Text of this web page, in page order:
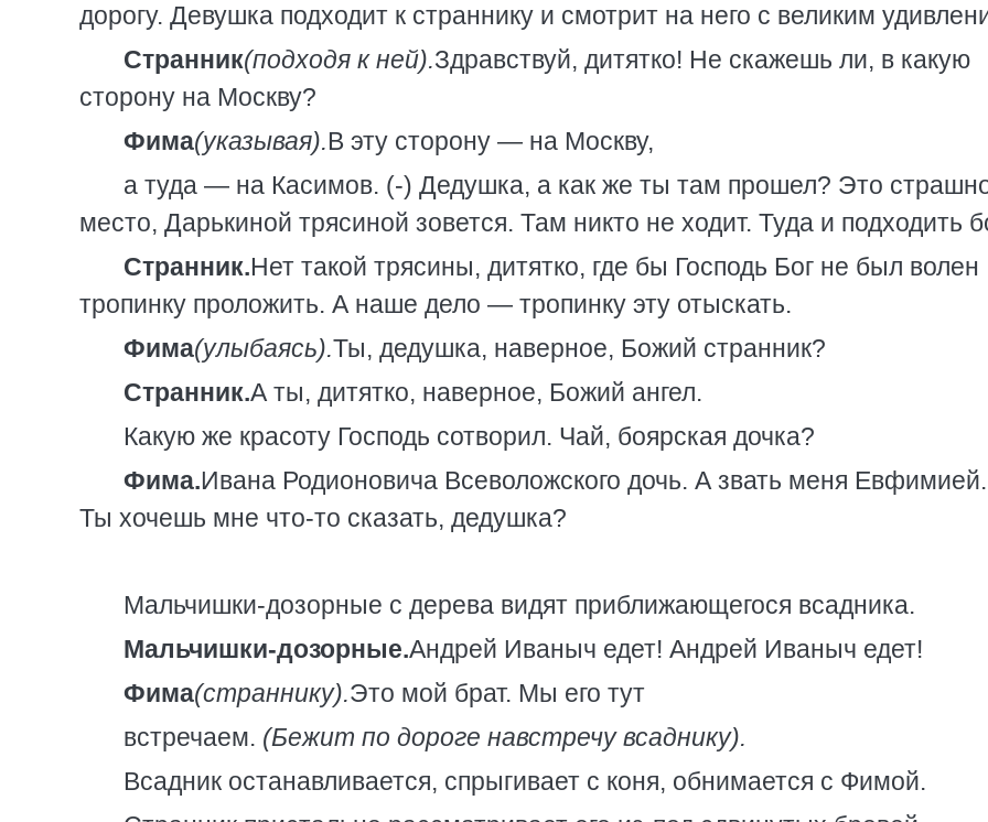
дорогу. Девушка подходит к страннику и смотрит на него с великим
Странник(подходя к ней).Здравствуй, дитятко! Не скажешь ли, в какую
сторону на Москву?
Фима(указывая).В эту сторону — на Москву,
а туда — на Касимов. (-) Дедушка, а как же ты там прошел? Это
место, Дарькиной трясиной зовется. Там никто не ходит. Туда и подходить
Странник.Нет такой трясины, дитятко, где бы Господь Бог не был волен
тропинку проложить. А наше дело — тропинку эту отыскать.
Фима(улыбаясь).Ты, дедушка, наверное, Божий странник?
Странник.А ты, дитятко, наверное, Божий ангел.
Какую же красоту Господь сотворил. Чай, боярская дочка?
Фима.Ивана Родионовича Всеволожского дочь. А звать меня
Ты хочешь мне что-то сказать, дедушка?
Мальчишки-дозорные с дерева видят приближающегося всадника.
Мальчишки-дозорные.Андрей Иваныч едет! Андрей Иваныч едет!
Фима(страннику).Это мой брат. Мы его тут
встречаем. (Бежит по дороге навстречу всаднику).
Всадник останавливается, спрыгивает с коня, обнимается с Фимой.